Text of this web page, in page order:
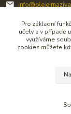
©
Pro základní
účely a v případě
využíváme
cookies můžete